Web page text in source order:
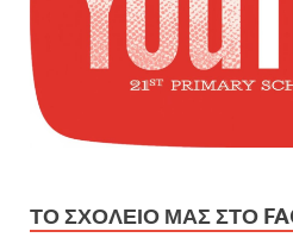
ΤΟ ΣΧΟΛΕΙΟ ΜΑΣ ΣΤΟ